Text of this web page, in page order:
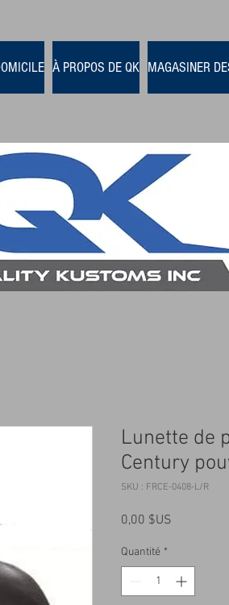
À PROPOS DE QK MAGASINER
Lunette de
Century
SKU : FRCE-0408-L/R
0,00 $US
Quantité *